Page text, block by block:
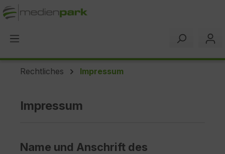
springen
Rechtliches Impressum
Impressum
Name und Anschrift des